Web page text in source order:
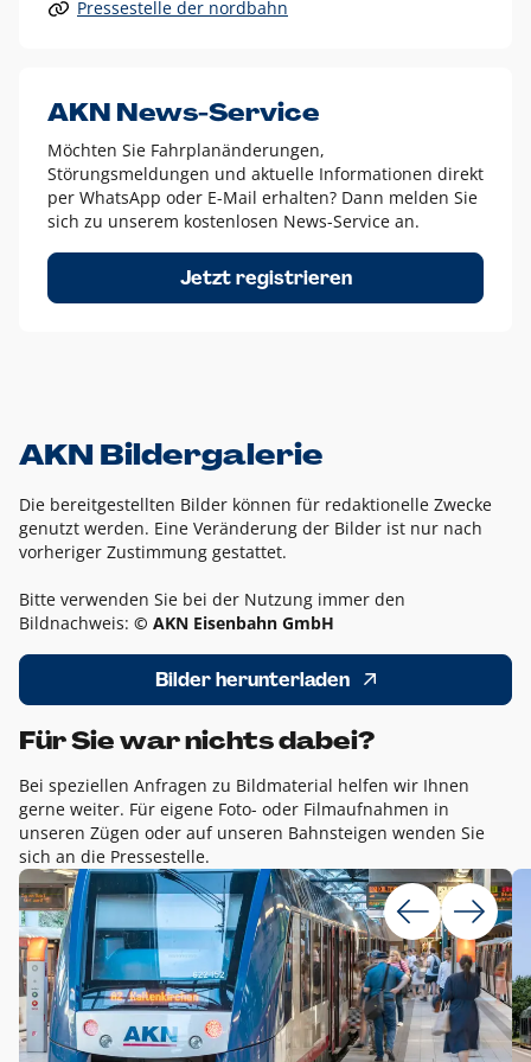
Alle anderen Logo-Varianten dürfen nur in Ausnahmefällen
Diese Ausnahmen sind zum Beispiel:
dem AKN Blau,
weißes Logo auf Fotohintergründen,
schwarzes Logo für reine Schwarz-Weiß-Umsetzungen
Um das Logo herum muss ein Schutzraum von jeweils einer
Höhe bzw. Breite des N aus AKN in alle Richtungen
Pressestelle der nordbahn
AKN News-Service
Möchten Sie Fahrplanänderungen,
Störungsmeldungen und aktuelle Informationen direkt
per WhatsApp oder E-Mail erhalten? Dann melden Sie
sich zu unserem kostenlosen News-Service an.
Jetzt registrieren
AKN Bildergalerie
Die bereitgestellten Bilder können für redaktionelle Zwecke
genutzt werden. Eine Veränderung der Bilder ist nur nach
vorheriger Zustimmung gestattet.
Bitte verwenden Sie bei der Nutzung immer den
Bildnachweis: © AKN Eisenbahn GmbH
Bilder herunterladen
Für Sie war nichts dabei?
Bei speziellen Anfragen zu Bildmaterial helfen wir Ihnen
gerne weiter. Für eigene Foto- oder Filmaufnahmen in
unseren Zügen oder auf unseren Bahnsteigen wenden Sie
sich an die Pressestelle.